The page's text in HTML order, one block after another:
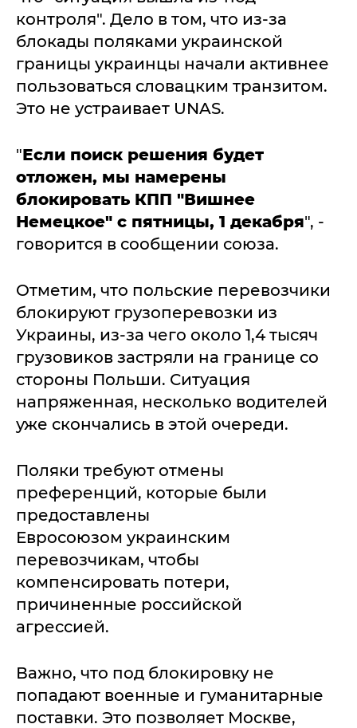
контроля". Дело в том, что из-за
блокады поляками украинской
границы украинцы начали активнее
пользоваться словацким транзитом.
Это не устраивает UNAS.
"Если поиск решения будет
отложен, мы намерены
блокировать КПП "Вишнее
Немецкое" с пятницы, 1 декабря", -
говорится в сообщении союза.
Отметим, что польские перевозчики
блокируют грузоперевозки из
Украины, из-за чего около 1,4 тысяч
грузовиков застряли на границе со
стороны Польши. Ситуация
напряженная, несколько водителей
уже скончались в этой очереди.
Поляки требуют отмены
преференций, которые были
предоставлены
Евросоюзом украинским
перевозчикам, чтобы
компенсировать потери,
причиненные российской
агрессией.
Важно, что под блокировку не
попадают военные и гуманитарные
поставки. Это позволяет Москве,